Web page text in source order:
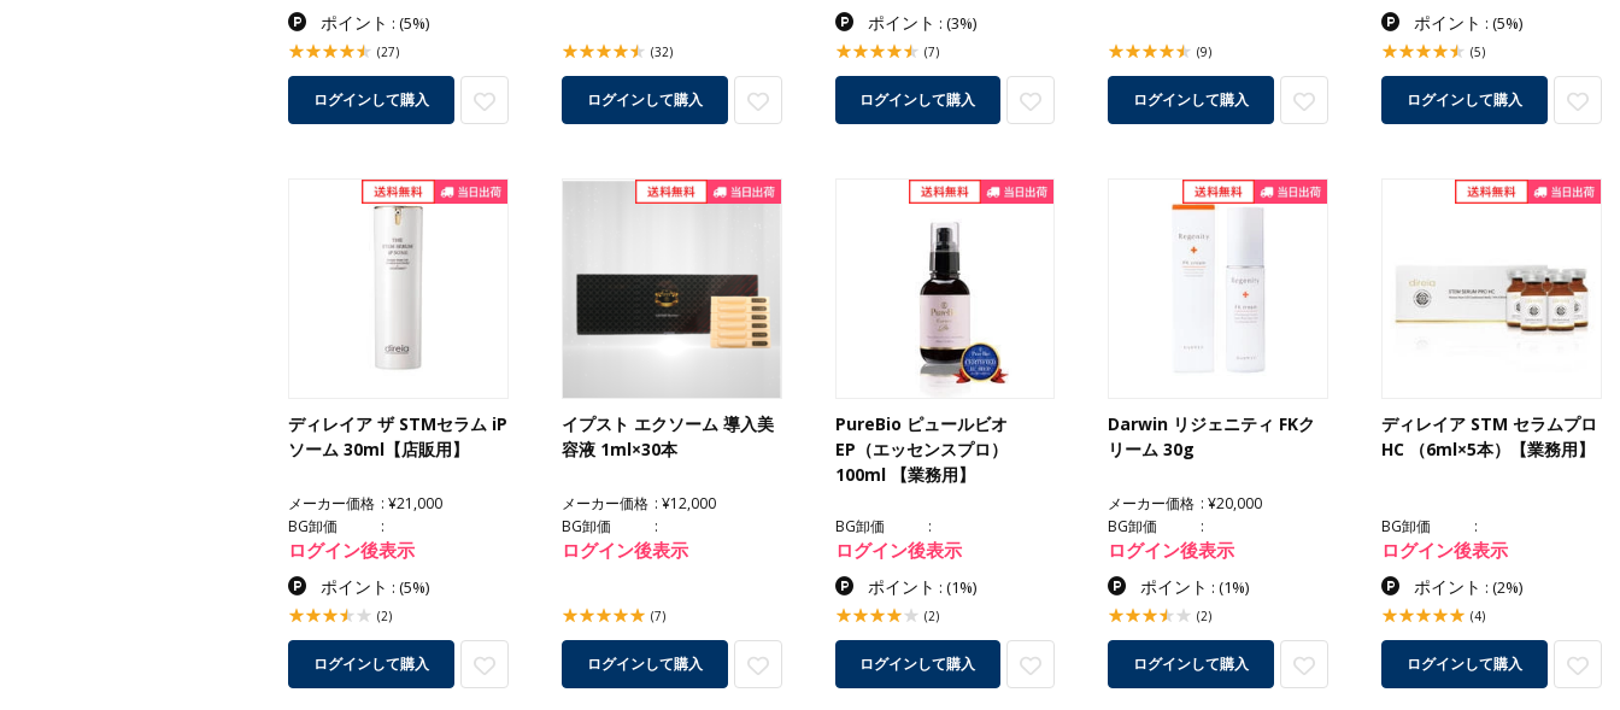
ポイント : (5%)
(27)
ログインして購入
(32)
ログインして購入
ポイント : (3%)
(7)
ログインして購入
(9)
ログインして購入
ポイント :(5%)
(5)
ログインして購入
ディレイア ザ STMセラム iP
ソーム 30ml【店販用】
メーカー価格
¥21,000
BG卸価
ログイン後表示
ポイント : (5%)
(2)
ログインして購入
イプスト エクソーム 導入美
容液 1ml×30本
メーカー価格
¥12,000
BG卸価
ログイン後表示
(7)
ログインして購入
PureBio ピュールビオ
EP（エッセンスプロ）
100ml 【業務用】
BG卸価
ログイン後表示
ポイント : (1%)
(2)
ログインして購入
Darwin リジェニティ FKク
リーム 30g
メーカー価格
¥20,000
BG卸価
ログイン後表示
ポイント :(1%)
(2)
ログインして購入
ディレイア STM セラムプロ
HC （6ml×5本）【業務用】
BG卸価
ログイン後表示
ポイント :(2%)
(4)
ログインして購入